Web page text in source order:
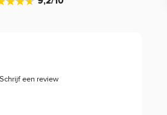
Schrijf een review